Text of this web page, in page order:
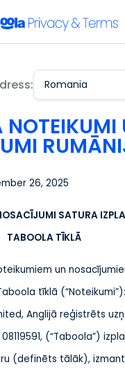
Romania
NOTEIKUMI
26, 2025
SATURA
TABOOLA TĪKLĀ
un
tīklā
Anglijā reģistrēts
(“Taboola”)
(definēts tālāk),